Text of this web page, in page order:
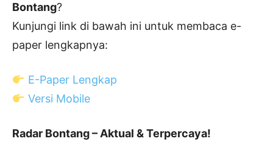
Bontang?
Kunjungi link di bawah ini untuk membaca e-
paper lengkapnya:
E-Paper Lengkap
Versi Mobile
Radar Bontang – Aktual & Terpercaya!